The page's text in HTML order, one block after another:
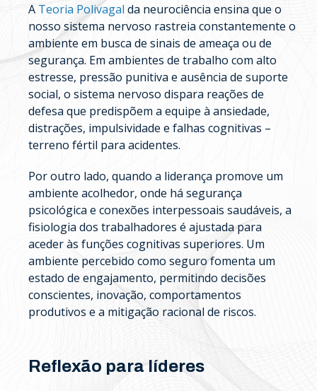
A Teoria Polivagal da neurociência ensina que o
nosso sistema nervoso rastreia constantemente o
ambiente em busca de sinais de ameaça ou de
segurança. Em ambientes de trabalho com alto
estresse, pressão punitiva e ausência de suporte
social, o sistema nervoso dispara reações de
defesa que predispõem a equipe à ansiedade,
distrações, impulsividade e falhas cognitivas –
terreno fértil para acidentes.
Por outro lado, quando a liderança promove um
ambiente acolhedor, onde há segurança
psicológica e conexões interpessoais saudáveis, a
fisiologia dos trabalhadores é ajustada para
aceder às funções cognitivas superiores. Um
ambiente percebido como seguro fomenta um
estado de engajamento, permitindo decisões
conscientes, inovação, comportamentos
produtivos e a mitigação racional de riscos.
Reflexão para líderes